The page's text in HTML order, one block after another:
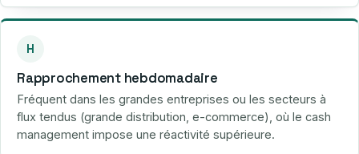
H
Rapprochement hebdomadaire
Fréquent dans les grandes entreprises ou les secteurs à
flux tendus (grande distribution, e-commerce), où le cash
management impose une réactivité supérieure.